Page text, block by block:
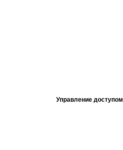
Управление доступом